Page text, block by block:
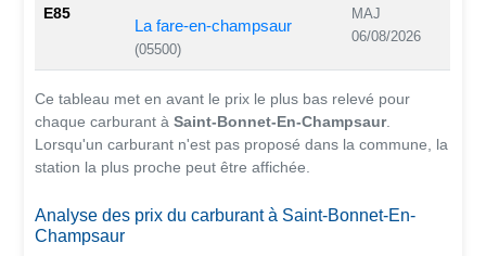
E85
La fare-en-champsaur
(05500)
MAJ
06/08/2026
Ce tableau met en avant le prix le plus bas relevé pour
chaque carburant àSaint-Bonnet-En-Champsaur.
Lorsqu'un carburant n'est pas proposé dans la commune, la
station la plus proche peut être affichée.
Analyse des prix du carburant à Saint-Bonnet-En-
Champsaur